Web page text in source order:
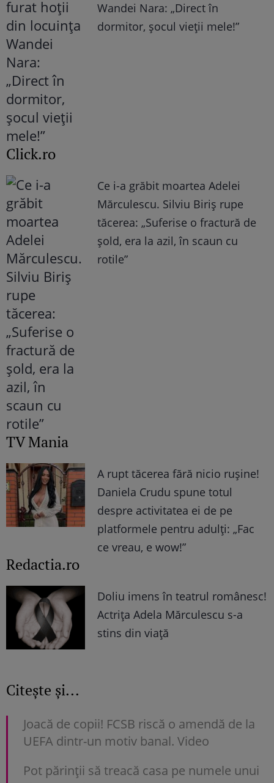
Wandei Nara: „Direct în
dormitor, șocul vieții mele!”
Click.ro
Ce i-a grăbit moartea Adelei
Mărculescu. Silviu Biriș rupe
tăcerea: „Suferise o fractură de
șold, era la azil, în scaun cu
rotile”
TV Mania
A rupt tăcerea fără nicio rușine!
Daniela Crudu spune totul
despre activitatea ei de pe
platformele pentru adulți: „Fac
ce vreau, e wow!”
Redactia.ro
Doliu imens în teatrul românesc!
Actrița Adela Mărculescu s-a
stins din viață
Citește și...
Joacă de copii! FCSB riscă o amendă de la
UEFA dintr-un motiv banal. Video
Pot părinții să treacă casa pe numele unui